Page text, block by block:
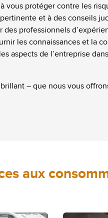
vous protéger contre les
et à des conseils
professionnels
les connaissances et la
aspects de l’entreprise
– que nous vous
aux